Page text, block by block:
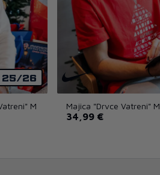
25/26
M Majica "Drvce Vatreni" M
34,99 €